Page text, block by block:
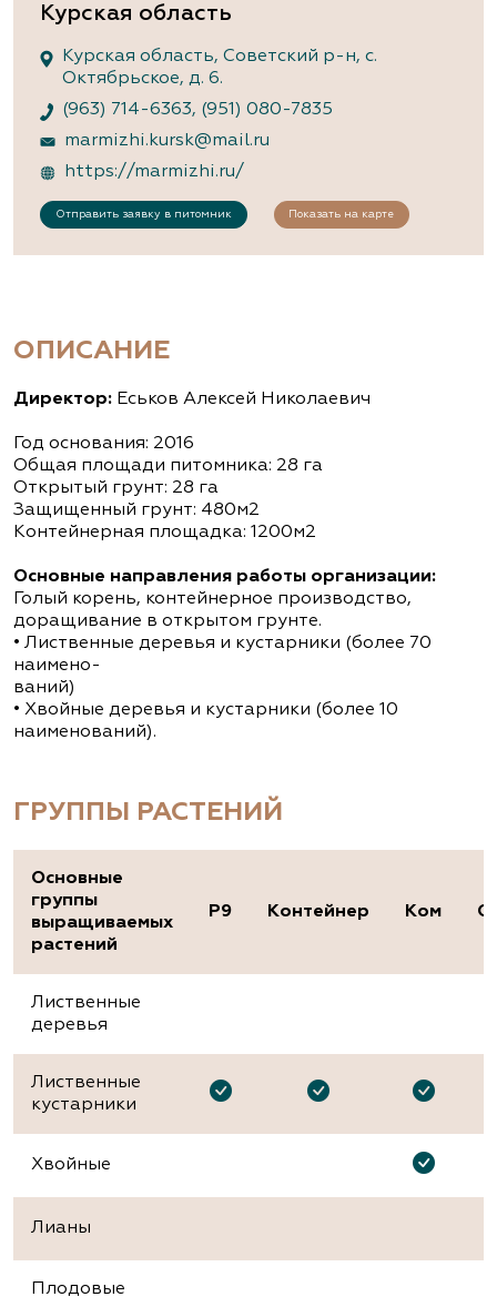
Курская область
Курская область, Советский р-н, с.
Октябрьское, д. 6.
(963) 714-6363, (951) 080-7835
marmizhi.kursk@mail.ru
https://marmizhi.ru/
Отправить заявку в питомник Показать на карте
ОПИСАНИЕ
Директор: Еськов Алексей Николаевич
Год основания: 2016
Общая площади питомника: 28 га
Открытый грунт: 28 га
Защищенный грунт: 480м2
Контейнерная площадка: 1200м2
Основные направления работы организации:
Голый корень, контейнерное производство,
доращивание в открытом грунте.
• Лиственные деревья и кустарники (более 70
наимено-
ваний)
• Хвойные деревья и кустарники (более 10
наименований).
ГРУППЫ РАСТЕНИЙ
Основные
группы
выращиваемых
растений
P9 Контейнер Ком
Лиственные
деревья
Лиственные
кустарники
Хвойные
Лианы
Плодовые